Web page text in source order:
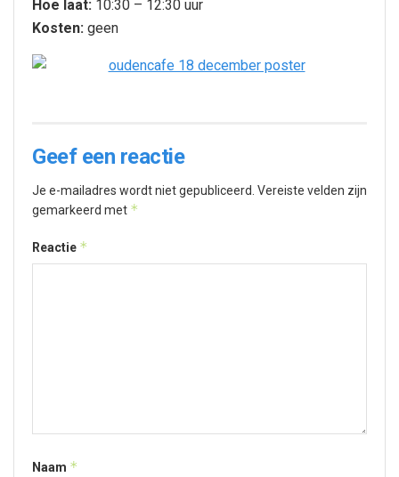
Hoe laat: 10:30 – 12:30 uur
Kosten: geen
Geef een reactie
Je e-mailadres wordt niet gepubliceerd. Vereiste velden zijn
gemarkeerd met *
Reactie *
Naam *